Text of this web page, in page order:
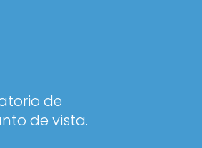
de
de vista.